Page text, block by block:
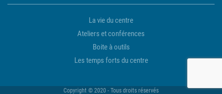
La vie du centre
Ateliers et conférences
Boite à outils
Les temps forts du centre
Copyright © 2020 - Tous droits réservés